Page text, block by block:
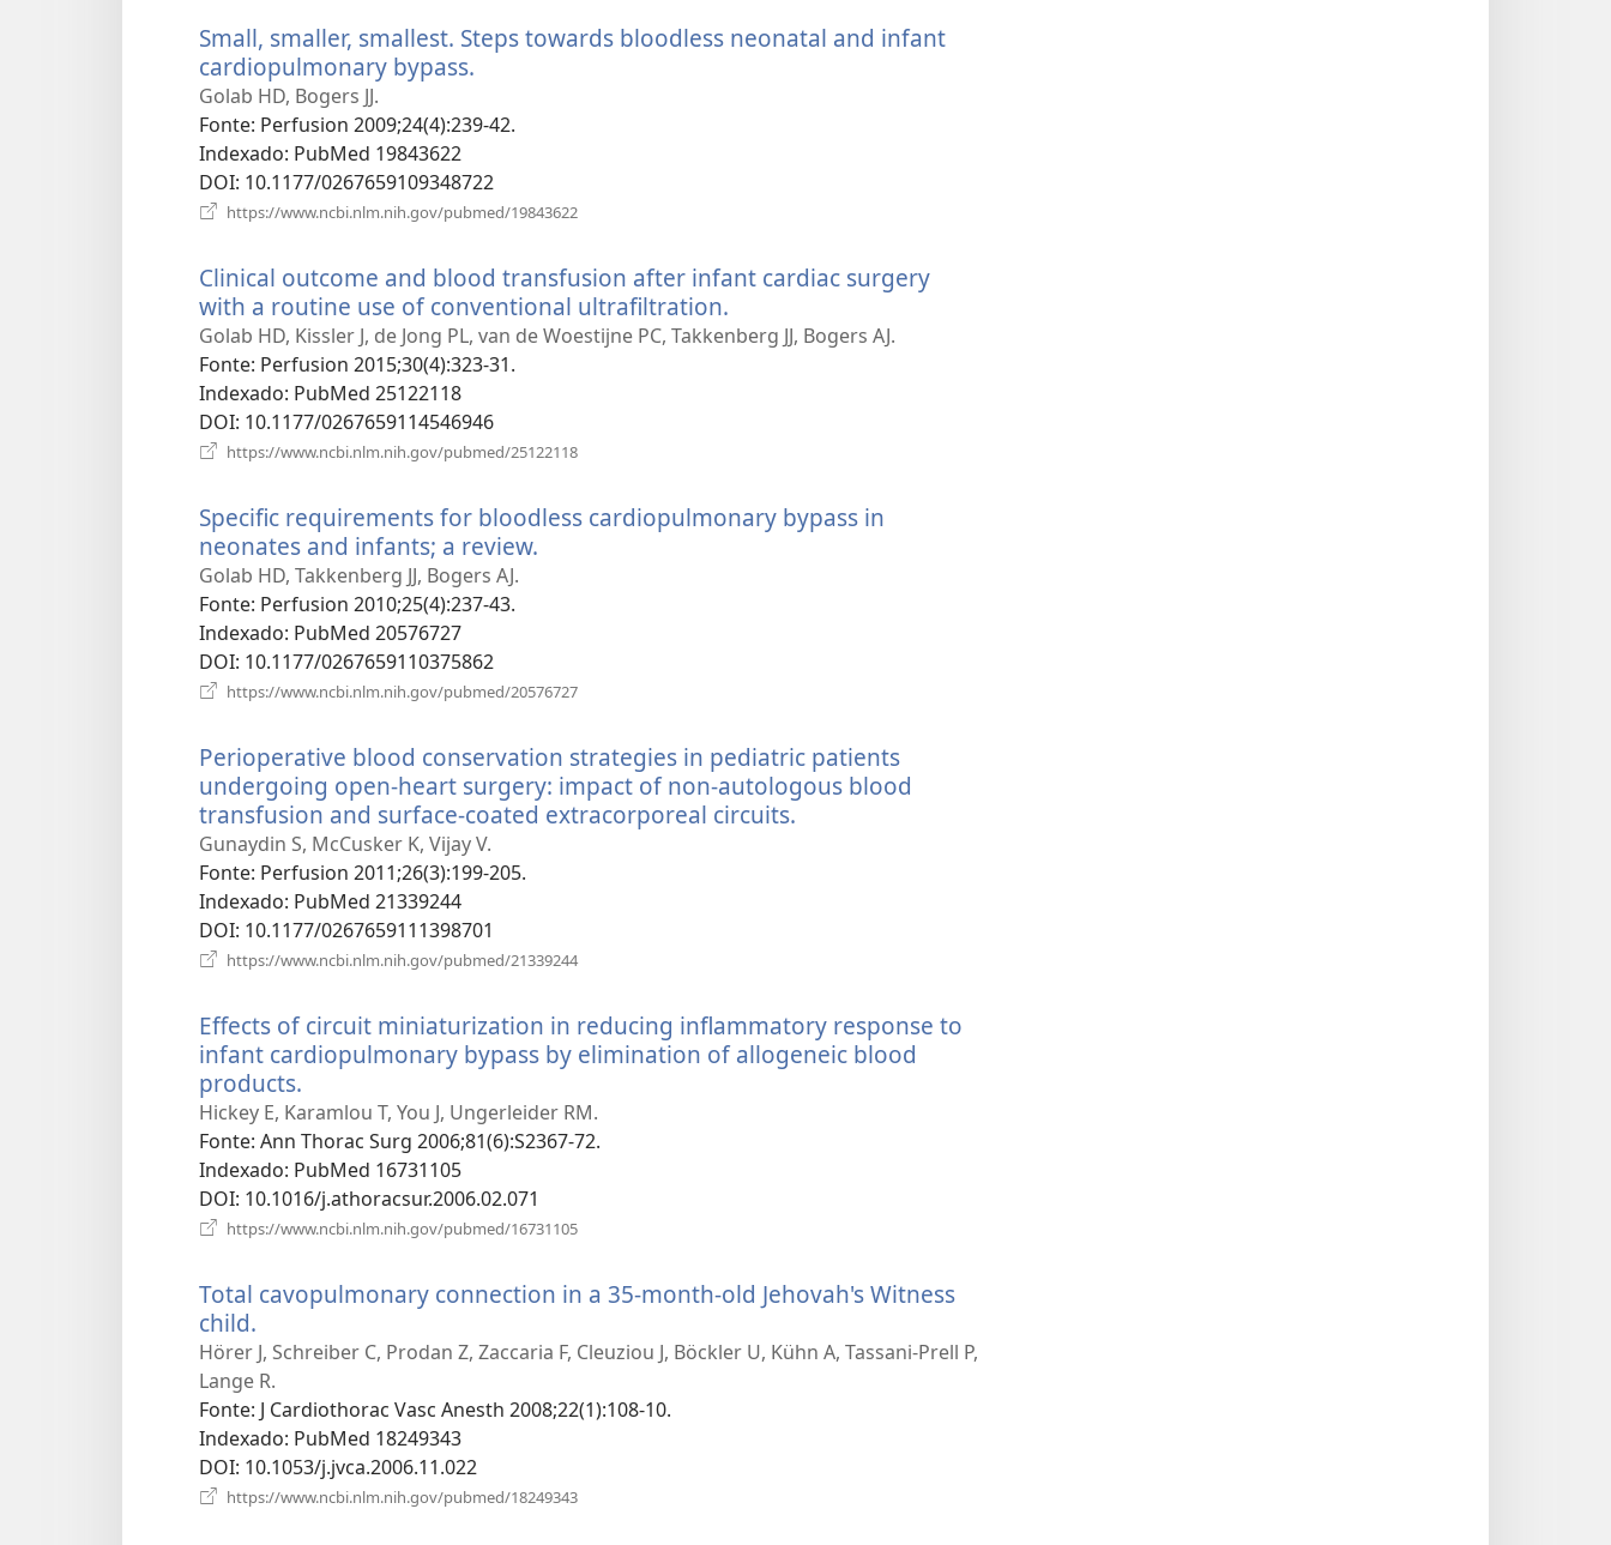
janela)
Small, smaller, smallest. Steps towards bloodless neonatal and infant
cardiopulmonary bypass.
nova
Golab HD, Bogers JJ.
Fonte‎: Perfusion 2009;24(4):239-42.
Indexado‎: PubMed 19843622
DOI‎: 10.1177/0267659109348722
https://www.ncbi.nlm.nih.gov/pubmed/19843622
janela)
Clinical outcome and blood transfusion after infant cardiac surgery
with a routine use of conventional ultrafiltration.
uma
Golab HD, Kissler J, de Jong PL, van de Woestijne PC, Takkenberg JJ, Bogers AJ.
Fonte‎: Perfusion 2015;30(4):323-31.
Indexado‎: PubMed 25122118
DOI‎: 10.1177/0267659114546946
https://www.ncbi.nlm.nih.gov/pubmed/25122118
janela)
Specific requirements for bloodless cardiopulmonary bypass in
neonates and infants; a review.
Golab HD, Takkenberg JJ, Bogers AJ.
Fonte‎: Perfusion 2010;25(4):237-43.
Indexado‎: PubMed 20576727
DOI‎: 10.1177/0267659110375862
https://www.ncbi.nlm.nih.gov/pubmed/20576727
janela)
Perioperative blood conservation strategies in pediatric patients
undergoing open-heart surgery: impact of non-autologous blood
transfusion and surface-coated extracorporeal circuits.
Gunaydin S, McCusker K, Vijay V.
Fonte‎: Perfusion 2011;26(3):199-205.
Indexado‎: PubMed 21339244
DOI‎: 10.1177/0267659111398701
https://www.ncbi.nlm.nih.gov/pubmed/21339244
janela)
Effects of circuit miniaturization in reducing inflammatory response to
infant cardiopulmonary bypass by elimination of allogeneic blood
products.
uma
nova
janela)
Hickey E, Karamlou T, You J, Ungerleider RM.
Fonte‎: Ann Thorac Surg 2006;81(6):S2367-72.
Indexado‎: PubMed 16731105
DOI‎: 10.1016/j.athoracsur.2006.02.071
https://www.ncbi.nlm.nih.gov/pubmed/16731105
janela)
Total cavopulmonary connection in a 35-month-old Jehovah's Witness
child.
uma
nova
janela)
Hörer J, Schreiber C, Prodan Z, Zaccaria F, Cleuziou J, Böckler U, Kühn A, Tassani-Prell P,
Lange R.
Fonte‎: J Cardiothorac Vasc Anesth 2008;22(1):108-10.
Indexado‎: PubMed 18249343
DOI‎: 10.1053/j.jvca.2006.11.022
https://www.ncbi.nlm.nih.gov/pubmed/18249343